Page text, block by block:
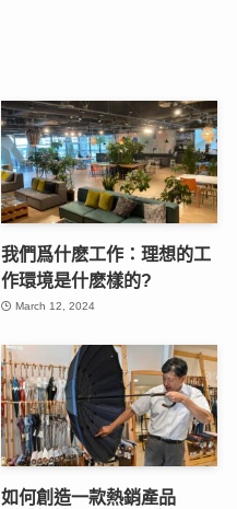
我們爲什麽工作：理想的工
作環境是什麽樣的?
March 12, 2024
如何創造一款熱銷產品